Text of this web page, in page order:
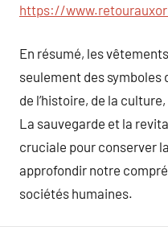
https://
En résumé, les
seulement des symboles
de l’histoire, de la
La sauvegarde et la
cruciale pour conserver
approfondir notre
sociétés humaines.